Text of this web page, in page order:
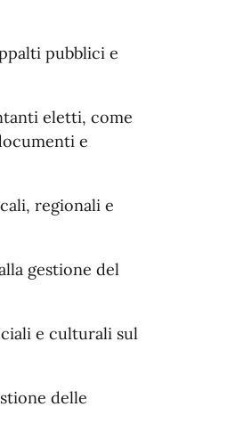
pubblici e
eletti, come
e
regionali e
gestione del
e culturali sul
delle